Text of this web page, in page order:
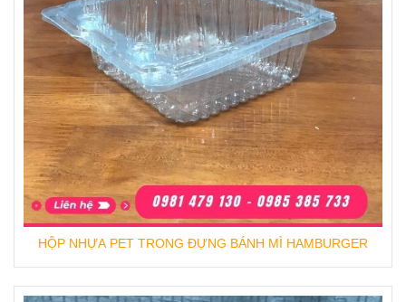
HỘP NHỰA PET TRONG ĐỰNG BÁNH MÌ HAMBURGER